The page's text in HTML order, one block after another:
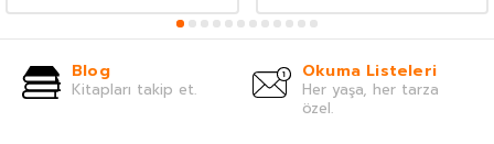
Blog
Kitapları takip et.
Okuma Listeleri
Her yaşa, her tarza
özel.